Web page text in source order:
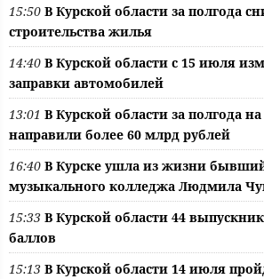
15:50 В Курской области за полгода
строительства жилья
14:40 В Курской области с 15 июля
заправки автомобилей
13:01 В Курской области за полгода
направили более 60 млрд рублей
16:40 В Курске ушла из жизни
музыкального колледжа Людмила
15:33 В Курской области 44
баллов
15:13 В Курской области 14 июля